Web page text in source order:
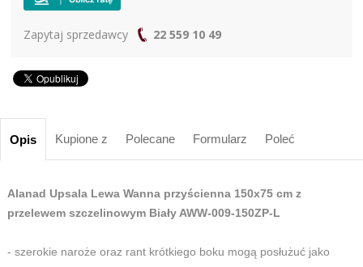
Zapytaj sprzedawcy 22 559 10 49
Opis Kupione z Polecane Formularz Poleć
Alanad Upsala Lewa Wanna przyścienna 150x75 cm z
przelewem szczelinowym Biały AWW-009-150ZP-L
- szerokie naroże oraz rant krótkiego boku mogą posłużuć jako